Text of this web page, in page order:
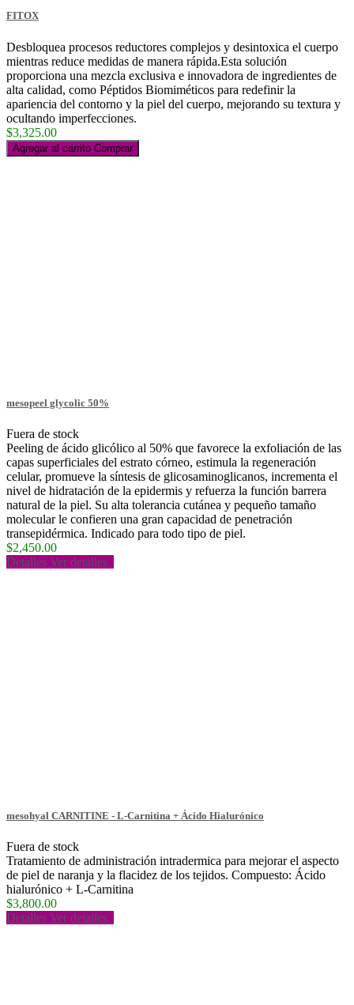
FITOX
Desbloquea procesos reductores complejos y desintoxica el cuerpo
mientras reduce medidas de manera rápida.Esta solución
proporciona una mezcla exclusiva e innovadora de ingredientes de
alta calidad, como Péptidos Biomiméticos para redefinir la
apariencia del contorno y la piel del cuerpo, mejorando su textura y
ocultando imperfecciones.
$3,325.00
Agregar al carrito Comprar
mesopeel glycolic 50%
Fuera de stock
Peeling de ácido glicólico al 50% que favorece la exfoliación de las
capas superficiales del estrato córneo, estimula la regeneración
celular, promueve la síntesis de glicosaminoglicanos, incrementa el
nivel de hidratación de la epidermis y refuerza la función barrera
natural de la piel. Su alta tolerancia cutánea y pequeño tamaño
molecular le confieren una gran capacidad de penetración
transepidérmica. Indicado para todo tipo de piel.
$2,450.00
Detalles Ver detalles
mesohyal CARNITINE - L-Carnitina + Ácido Hialurónico
Fuera de stock
Tratamiento de administración intradermica para mejorar el aspecto
de piel de naranja y la flacidez de los tejidos. Compuesto: Ácido
hialurónico + L-Carnitina
$3,800.00
Detalles Ver detalles